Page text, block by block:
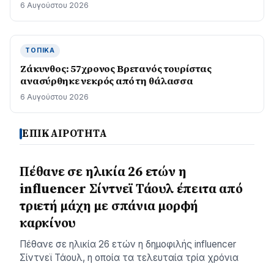
6 Αυγούστου 2026
ΤΟΠΙΚΆ
Ζάκυνθος: 57χρονος Βρετανός τουρίστας
ανασύρθηκε νεκρός από τη θάλασσα
6 Αυγούστου 2026
ΕΠΙΚΑΙΡΟΤΗΤΑ
Πέθανε σε ηλικία 26 ετών η
influencer Σίντνεϊ Τάουλ έπειτα από
τριετή μάχη με σπάνια μορφή
καρκίνου
Πέθανε σε ηλικία 26 ετών η δημοφιλής influencer
Σίντνεϊ Τάουλ, η οποία τα τελευταία τρία χρόνια